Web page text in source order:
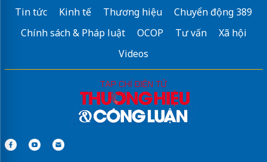
Tin tức Kinh tế Thương hiệu
Chuyển động 389
Chính sách & Pháp luật
OCOP Tư vấn
Xã hội
Videos